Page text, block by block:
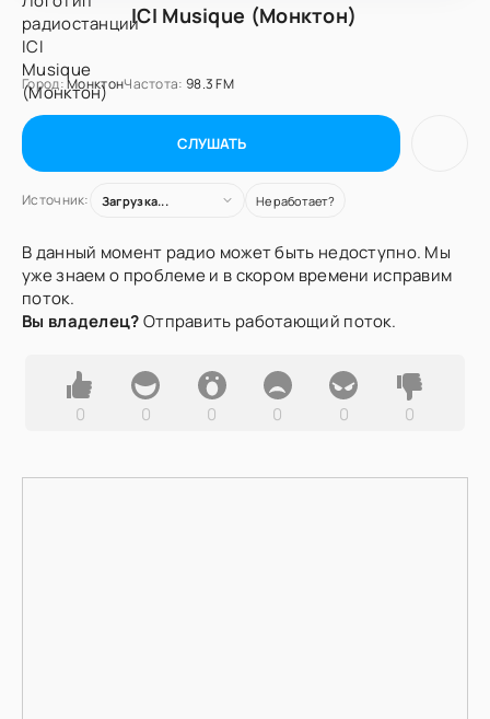
ICI Musique (Монктон)
Город:МонктонЧастота: 98.3 FM
СЛУШАТЬ
Источник: Загрузка... Не работает?
В данный момент радио может быть недоступно. Мы
уже знаем о проблеме и в скором времени исправим
поток.
Вы владелец?Отправить работающий поток.
0 0 0 0 0 0